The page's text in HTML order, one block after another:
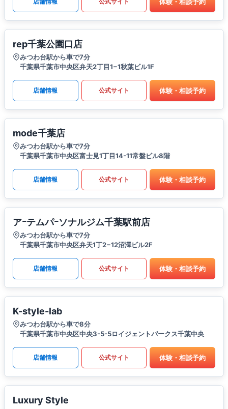
rep千葉公園口店
みつわ台駅から車で7分
千葉県千葉市中央区弁天2丁目1−1秋葉ビル1F
店舗情報 公式サイト 体験・相談予約
mode千葉店
みつわ台駅から車で7分
千葉県千葉市中央区富士見1丁目14-11常盤ビル8階
店舗情報 公式サイト 体験・相談予約
アｰテムパｰソナルジム千葉駅前店
みつわ台駅から車で7分
千葉県千葉市中央区弁天1丁2−12沼澤ビル2F
店舗情報 公式サイト 体験・相談予約
K-style-lab
みつわ台駅から車で8分
千葉県千葉市中央区中央3-5-5ロイジェントパークス千葉中央​
店舗情報 公式サイト 体験・相談予約
Luxury Style